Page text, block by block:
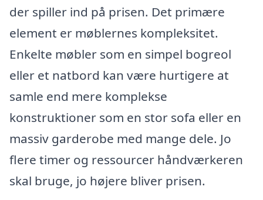
der spiller ind på prisen. Det primære
element er møblernes kompleksitet.
Enkelte møbler som en simpel bogreol
eller et natbord kan være hurtigere at
samle end mere komplekse
konstruktioner som en stor sofa eller en
massiv garderobe med mange dele. Jo
flere timer og ressourcer håndværkeren
skal bruge, jo højere bliver prisen.